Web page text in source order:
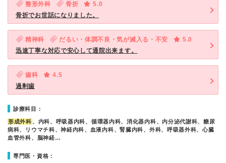
整形外科 骨折
5.0
骨折でお世話になりました。
精神科 だるい・体調不良・気が滅入る・不安
5.0
迅速丁寧な対応で安心して通院出来ます。
歯科
4.5
過剰歯
診療科目：
形成外科 、内科、呼吸器内科、循環器内科、消化器内科、内分泌代謝科、糖尿
病科、リウマチ科、神経内科、血液内科、腎臓内科、外科、呼吸器外科、心臓
血管外科、脳神経…
専門医・資格：